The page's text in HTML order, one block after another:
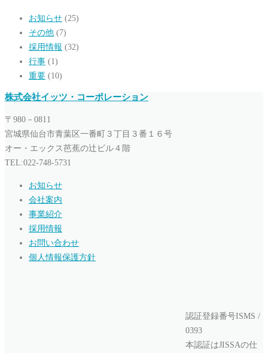
お知らせ (25)
その他 (7)
採用情報 (32)
行事 (1)
重要 (10)
株式会社イッツ・コーポレーション
〒980－0811
宮城県仙台市青葉区一番町３丁目３番１６号
オー・エックス芭蕉の辻ビル４階
TEL:022-748-5731
お知らせ
会社案内
事業紹介
採用情報
お問い合わせ
個人情報保護方針
認証登録番号ISMS /
0393
本認証はJISSAの仕